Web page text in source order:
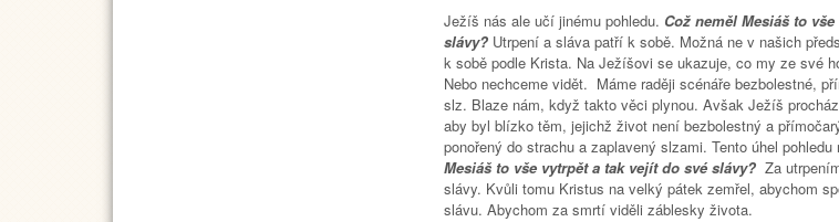
Ježíš nás ale učí jinému pohledu. Což neměl Mesiáš to
slávy? Utrpení a sláva patří k sobě. Možná ne v našich
k sobě podle Krista. Na Ježíšovi se ukazuje, co my ze své
Nebo nechceme vidět. Máme raději scénáře bezbolestné,
slz. Blaze nám, když takto věci plynou. Avšak Ježíš
aby byl blízko těm, jejichž život není bezbolestný a
ponořený do strachu a zaplavený slzami. Tento úhel
Mesiáš to vše vytrpět a tak vejít do své slávy? Za
slávy. Kvůli tomu Kristus na velký pátek zemřel, abychom
slávu. Abychom za smrtí viděli záblesky života.